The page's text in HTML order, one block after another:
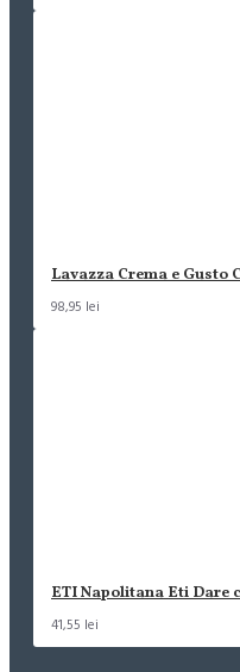
Lavazza Crema e Gusto
98,95 lei
ETI Napolitana Eti Dare
41,55 lei